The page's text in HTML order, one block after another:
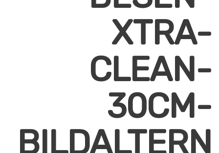
XTRA-
CLEAN-
30CM-
BILDALTERN